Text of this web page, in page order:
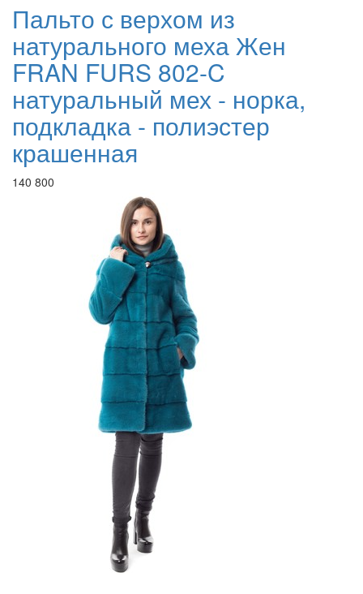
Пальто с верхом из
натурального меха Жен
FRAN FURS 802-C
натуральный мех - норка,
подкладка - полиэстер
крашенная
140 800